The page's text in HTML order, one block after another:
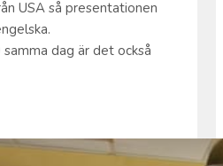
USA så presentationen
dag är det också